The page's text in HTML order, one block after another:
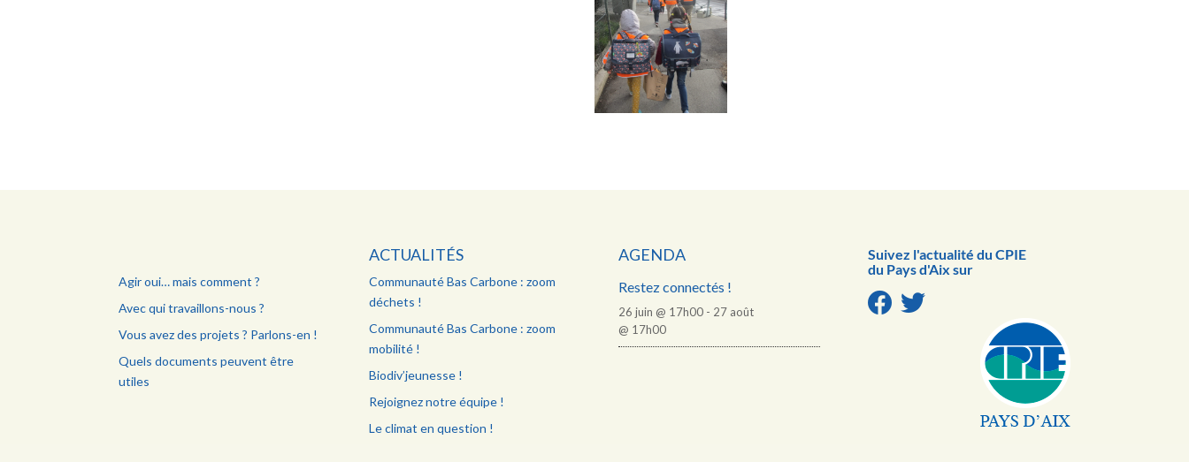
Agir oui… mais comment ?
Avec qui travaillons-nous ?
Vous avez des projets ? Parlons-en !
Quels documents peuvent être
utiles
ACTUALITÉS
Communauté Bas Carbone : zoom
déchets !
Communauté Bas Carbone : zoom
mobilité !
Biodiv’jeunesse !
Rejoignez notre équipe !
Le climat en question !
AGENDA
Restez connectés !
26 juin @ 17h00- 27 août
@ 17h00
Suivez l'actualité du CPIE
du Pays d'Aix sur